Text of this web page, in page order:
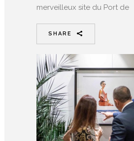
merveilleux site du Port de
SHARE